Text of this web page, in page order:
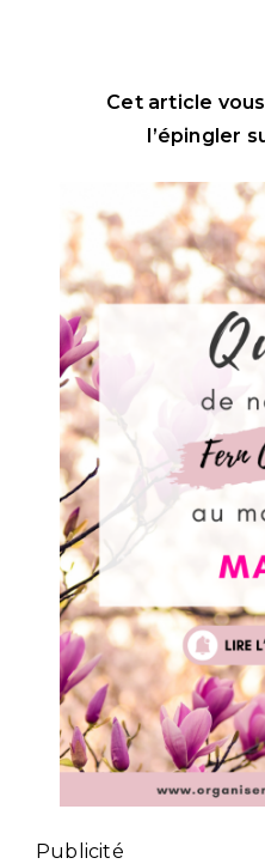
Cet article
l’épingler
Publicité